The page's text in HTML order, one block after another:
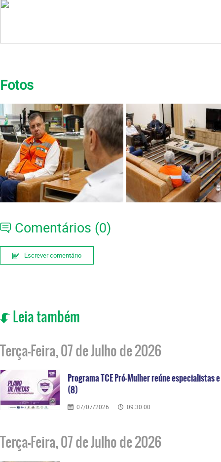
Fotos
Comentários (0)
Escrever comentário
Leia também
Terça-Feira, 07 de Julho de 2026
Programa TCE Pró-Mulher reúne
(8)
07/07/2026 09:30:00
Terça-Feira, 07 de Julho de 2026